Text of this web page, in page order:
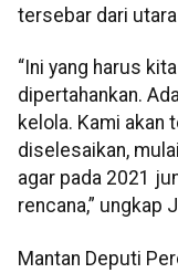
tersebar dari
“Ini yang harus
dipertahankan.
kelola. Kami akan
diselesaikan,
agar pada 2021
rencana,” ungkap
Mantan Deputi